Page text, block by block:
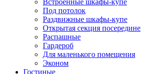
Встроенные шкафы-купе
Под потолок
Раздвижные шкафы-купе
Открытая секция посередине
Распашные
Гардероб
Для маленького помещения
Эконом
Гостиные